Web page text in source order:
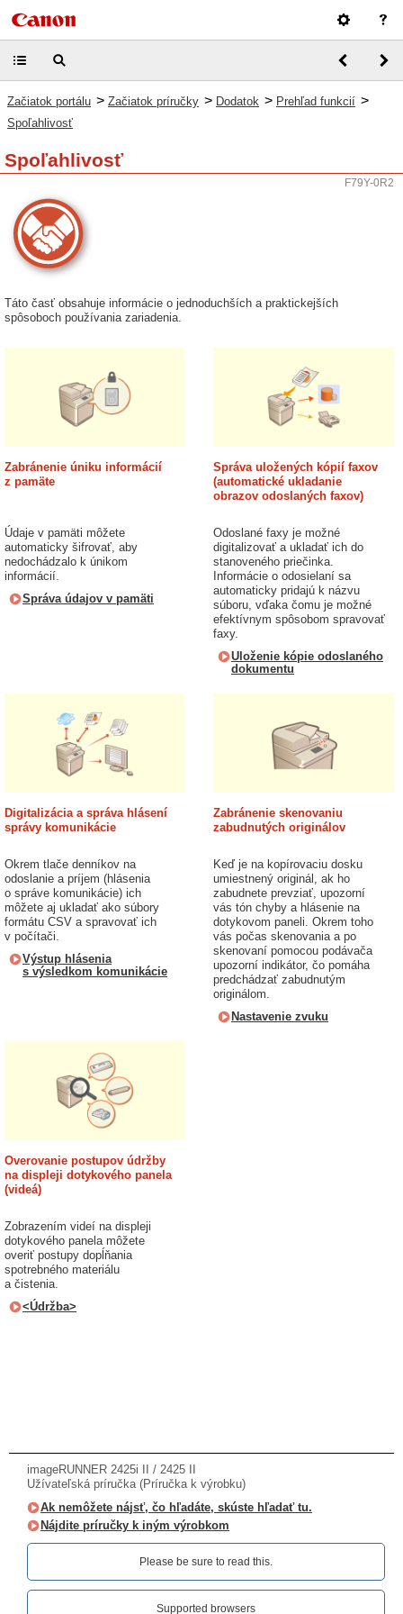
Začiatok portálu > Začiatok príručky > Dodatok > Prehľad funkcií >
Spoľahlivosť
Spoľahlivosť
F79Y-0R2
Táto časť obsahuje informácie o jednoduchších a praktickejších
spôsoboch používania zariadenia.
Zabránenie úniku informácií
z pamäte
Správa uložených kópií faxov
(automatické ukladanie
obrazov odoslaných faxov)
Údaje v pamäti môžete
automaticky šifrovať, aby
nedochádzalo k únikom
informácií.
Správa údajov v pamäti
Odoslané faxy je možné
digitalizovať a ukladať ich do
stanoveného priečinka.
Informácie o odosielaní sa
automaticky pridajú k názvu
súboru, vďaka čomu je možné
efektívnym spôsobom spravovať
faxy.
Uloženie kópie odoslaného
dokumentu
Digitalizácia a správa hlásení
správy komunikácie
Zabránenie skenovaniu
zabudnutých originálov
Okrem tlače denníkov na
odoslanie a príjem (hlásenia
o správe komunikácie) ich
môžete aj ukladať ako súbory
formátu CSV a spravovať ich
v počítači.
Výstup hlásenia
s výsledkom komunikácie
Keď je na kopírovaciu dosku
umiestnený originál, ak ho
zabudnete prevziať, upozorní
vás tón chyby a hlásenie na
dotykovom paneli. Okrem toho
vás počas skenovania a po
skenovaní pomocou podávača
upozorní indikátor, čo pomáha
predchádzať zabudnutým
originálom.
Nastavenie zvuku
Overovanie postupov údržby
na displeji dotykového panela
(videá)
Zobrazením videí na displeji
dotykového panela môžete
overiť postupy dopĺňania
spotrebného materiálu
a čistenia.
<Údržba>
imageRUNNER 2425i II / 2425 II
Užívateľská príručka (Príručka k výrobku)
Ak nemôžete nájsť, čo hľadáte, skúste hľadať tu.
Nájdite príručky k iným výrobkom
Please be sure to read this.‎
Supported browsers